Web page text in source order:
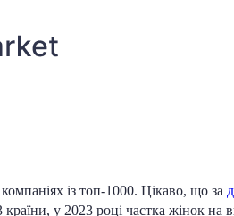
із топ-1000. Цікаво, що за
у 2023 році частка жінок